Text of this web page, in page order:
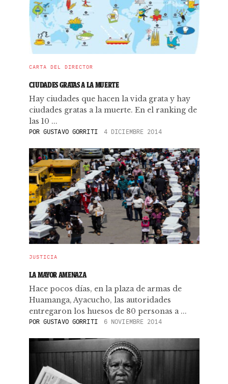
CARTA DEL DIRECTOR
CIUDADES GRATAS A LA MUERTE
Hay ciudades que hacen la vida grata y hay
ciudades gratas a la muerte. En el ranking de
las 10 ...
POR GUSTAVO GORRITI 4 DICIEMBRE 2014
JUSTICIA
LA MAYOR AMENAZA
Hace pocos días, en la plaza de armas de
Huamanga, Ayacucho, las autoridades
entregaron los huesos de 80 personas a ...
POR GUSTAVO GORRITI 6 NOVIEMBRE 2014